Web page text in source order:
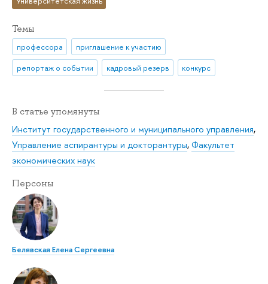
Темы
профессора
приглашение к участию
репортаж о событии
кадровый резерв конкурс
В статье упомянуты
Институт государственного и муниципального управления,
Управление аспирантуры и докторантуры,Факультет
экономических наук
Персоны
Белявская Елена Сергеевна